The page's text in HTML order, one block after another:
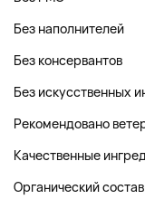
Без наполнителей
Без консервантов
Без искусственных
Рекомендовано
Качественные
Органический